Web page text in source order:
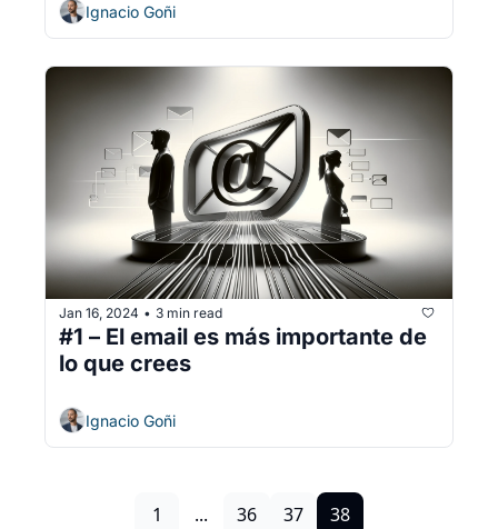
Ignacio Goñi
Jan 16, 2024 • 3 min read
#1 – El email es más importante de
lo que crees
Ignacio Goñi
1 ... 36 37 38